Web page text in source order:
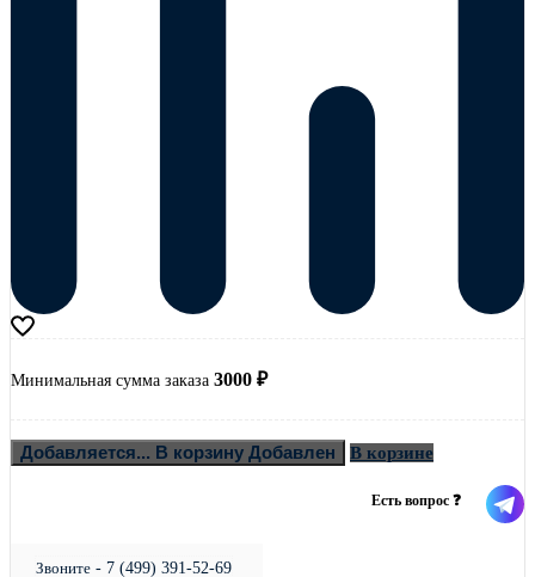
Минимальная сумма заказа 3000 ₽
Добавляется... В корзину Добавлен В корзине
Есть вопрос ❓
Звоните - 7 (499) 391-52-69